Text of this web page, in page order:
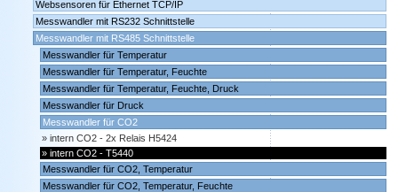
Websensoren für Ethernet TCP/IP
Messwandler mit RS232 Schnittstelle
Messwandler mit RS485 Schnittstelle
Messwandler für Temperatur
Messwandler für Temperatur, Feuchte
Messwandler für Temperatur, Feuchte, Druck
Messwandler für Druck
Messwandler für CO2
intern CO2 - 2x Relais H5424
intern CO2 - T5440
Messwandler für CO2, Temperatur
Messwandler für CO2, Temperatur, Feuchte